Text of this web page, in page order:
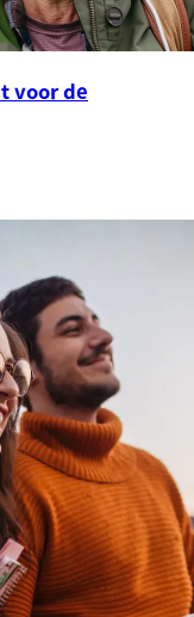
voor de